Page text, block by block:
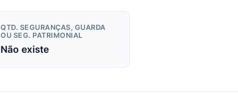
QTD. SEGURANÇAS, GUARDA
OU SEG. PATRIMONIAL
Não existe